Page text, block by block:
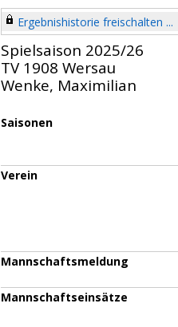
Ergebnishistorie freischalten ...
Spielsaison 2025/26
TV 1908 Wersau
Wenke, Maximilian
Saisonen
Verein
Mannschaftsmeldung
Mannschaftseinsätze